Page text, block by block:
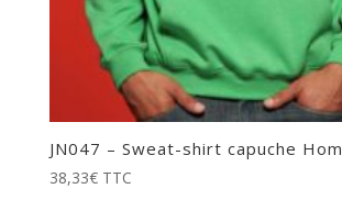
JN047 – Sweat-shirt capuche
38,33€ TTC